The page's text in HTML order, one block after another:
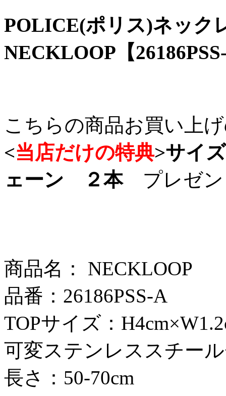
POLICE(ポリス)ネッ
NECKLOOP【
こちらの商品お買い上
<当店だけの特典>サイ
ェーン ２本 プレゼ
商品名： NECKLOOP
品番：26186PSS-A
TOPサイズ：
可変ステンレススチー
長さ：50‐70cm